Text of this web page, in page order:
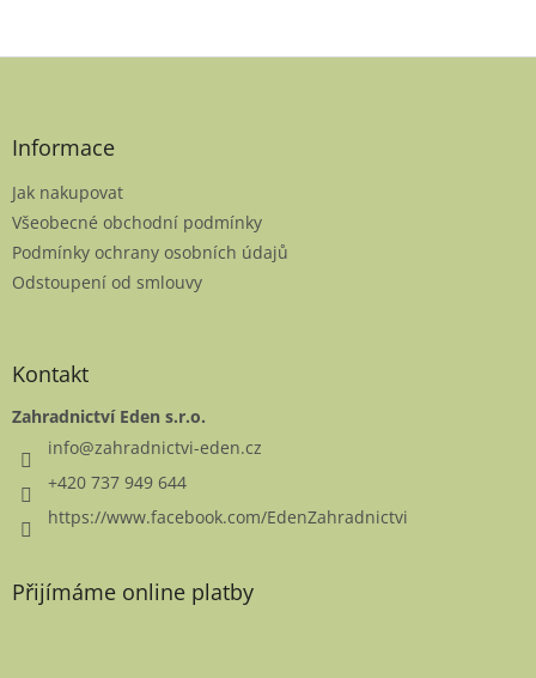
Z
Informace
Jak nakupovat
Všeobecné obchodní podmínky
Podmínky ochrany osobních údajů
Odstoupení od smlouvy
Kontakt
Zahradnictví Eden s.r.o.
info@zahradnictvi-eden.cz
+420 737 949 644
https://www.facebook.com/EdenZahradnictvi
Přijímáme online platby